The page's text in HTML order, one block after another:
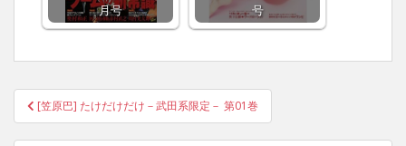
月号
号
Post
navigation
[笠原巴] たけだけだけ－武田系限定－ 第01巻